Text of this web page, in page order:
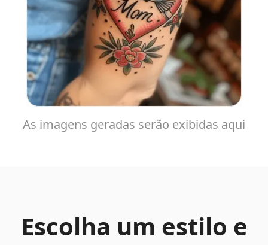
As imagens geradas serão exibidas aqui
Escolha um estilo e